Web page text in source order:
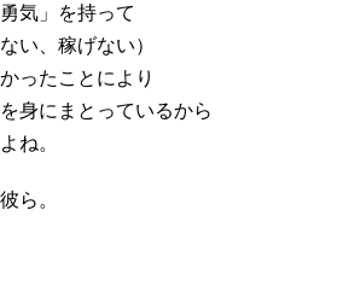
気」を持って
い、稼げない）
ったことにより
身にまとっているから
ね。
ら。